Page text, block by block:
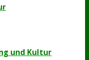
und Kultur